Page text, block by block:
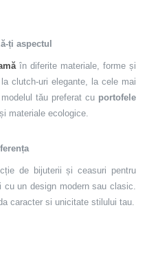
ți aspectul
în diferite materiale, forme și
clutch-uri elegante, la cele mai
tău preferat cu portofele
materiale ecologice.
de bijuterii și ceasuri pentru
un design modern sau clasic.
caracter si unicitate stilului tau.